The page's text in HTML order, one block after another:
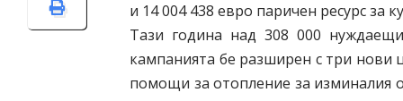
и 14 004 438 евро паричен ресурс за
Тази година над 308 000
кампанията бе разширен с три нови
помощи за отопление за изминалия